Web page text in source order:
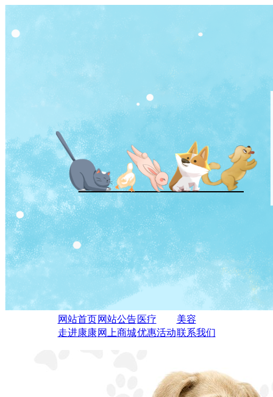
网站首页 网站公告 医疗
美容
走进康康 网上商城优惠活动联系我们